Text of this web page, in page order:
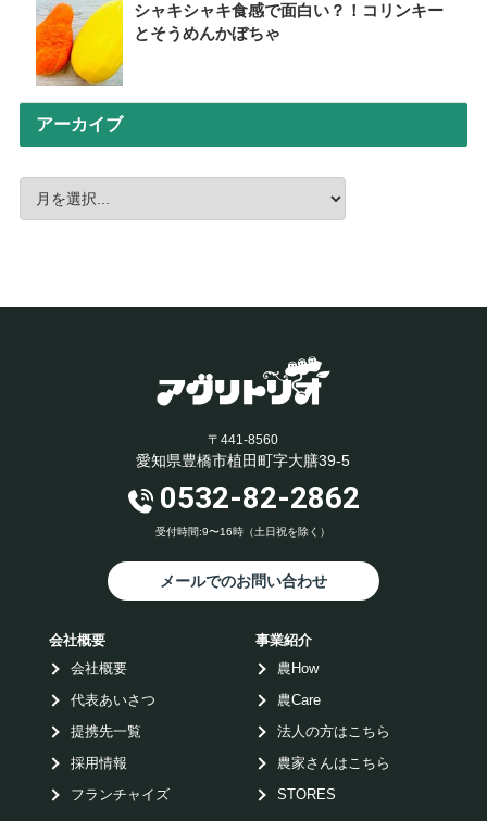
シャキシャキ食感で面白い？！コリンキー
とそうめんかぼちゃ
アーカイブ
〒441-8560
愛知県豊橋市植田町字大膳39-5
0532-82-2862
受付時間:9〜16時（土日祝を除く）
メールでのお問い合わせ
会社概要
会社概要
代表あいさつ
提携先一覧
採用情報
フランチャイズ
事業紹介
農How
農Care
法人の方はこちら
農家さんはこちら
STORES